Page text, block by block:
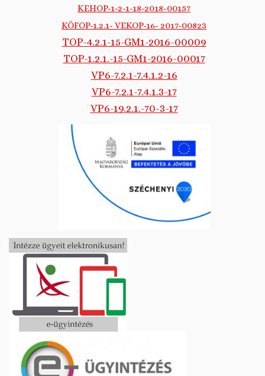
KEHOP-1-2-1-18-2018-00157
KÖFOP-1.2.1- VEKOP-16- 2017-00823
TOP-4.2.1-15-GM1-2016-00009
TOP-1.2.1.-15-GM1-2016-00017
VP6-7.2.1-7.4.1.2-16
VP6-7.2.1-7.4.1.3-17
VP6-19.2.1.-70-3-17